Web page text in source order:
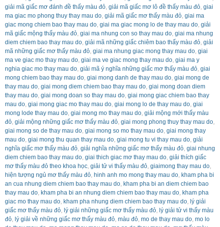
giải mã giấc mơ đánh đề thấy màu đỏ, giải mã giấc mơ lô đề thấy màu đỏ, giai
ma giac mo phong thuy thay mau do, giải mã giấc mơ thấy màu đỏ, giai ma
giac mong chiem bao thay mau do, giai ma giac mong lo de thay mau do, giải
mã giấc mộng thấy màu đỏ, giai ma nhung con so thay mau do, giai ma nhung
diem chiem bao thay mau do, giải mã những giấc chiêm bao thấy màu đỏ, giải
mã những giấc mơ thấy màu đỏ, giai ma nhung giac mong thay mau do, giai
ma ve giac mo thay mau do, giai ma ve giac mong thay mau do, giai ma y
nghia giac mo thay mau do, giải mã ý nghĩa những giấc mơ thấy màu đỏ, giai
mong chiem bao thay mau do, giai mong danh de thay mau do, giai mong de
thay mau do, giai mong diem chiem bao thay mau do, giai mong doan diem
thay mau do, giai mong doan so thay mau do, giai mong giac chiem bao thay
mau do, giai mong giac mo thay mau do, giai mong lo de thay mau do, giai
mong lode thay mau do, giai mong mo thay mau do, giải mộng mới thấy màu
đỏ, giải mộng những giấc mơ thấy màu đỏ, giai mong phong thuy thay mau do,
giai mong so de thay mau do, giai mong so mo thay mau do, giai mong thay
mau do, giai mong thu quan thay mau do, giai mong tu vi thay mau do, giải
nghĩa giấc mơ thấy màu đỏ, giải nghĩa những giấc mơ thấy màu đỏ, giai nhung
diem chiem bao thay mau do, giai thich giac mơ thay mau do, giải thích giấc
mơ thấy màu đỏ theo khoa học, giải tử vi thấy màu đỏ, giaimong thay mau do,
hiện tượng ngủ mơ thấy màu đỏ, hinh anh mo mong thay mau do, kham pha bi
an cua nhung diem chiem bao thay mau do, kham pha bi an diem chiem bao
thay mau do, kham pha bi an nhung diem chiem bao thay mau do, kham pha
giac mo thay mau do, kham pha nhung diem chiem bao thay mau do, lý giải
giấc mơ thấy màu đỏ, lý giải những giấc mơ thấy màu đỏ, lý giải tử vi thấy màu
đỏ, lý giải về những giấc mơ thấy màu đỏ, màu đỏ, mo de thay mau do, mo lo